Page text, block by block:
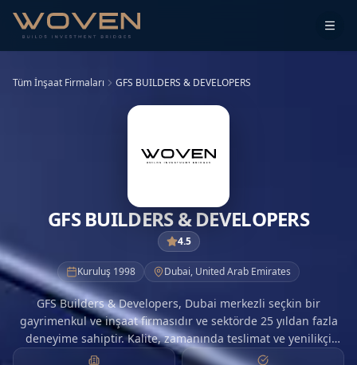
Tüm İnşaat Firmaları GFS BUILDERS & DEVELOPERS
GFS BUILDERS & DEVELOPERS
4.5
Kuruluş 1998 Dubai, United Arab Emirates
GFS Builders & Developers, Dubai merkezli seçkin bir
gayrimenkul ve inşaat firmasıdır ve sektörde 25 yıldan fazla
deneyime sahiptir. Kalite, zamanında teslimat ve yenilikçi
tasarım konusundaki kararlılığıyla GFS, hem konut hem de